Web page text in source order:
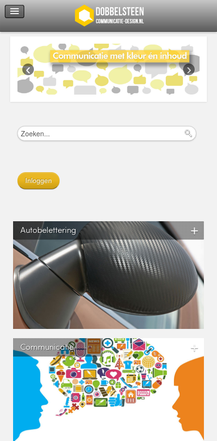
›
‹
Inloggen
Autobelettering +
Communicatie +